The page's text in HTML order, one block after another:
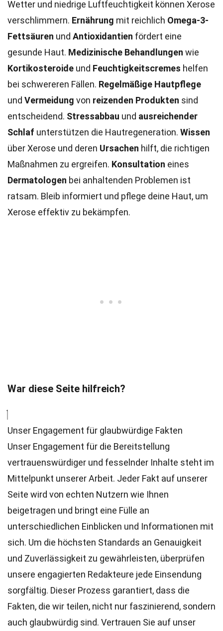
Wetter und niedrige Luftfeuchtigkeit können Xerose
verschlimmern. Ernährung mit reichlich Omega-3-
Fettsäuren und Antioxidantien fördert eine
gesunde Haut. Medizinische Behandlungen wie
Kortikosteroide und Feuchtigkeitscremes helfen
bei schwereren Fällen. Regelmäßige Hautpflege
und Vermeidung von reizenden Produkten sind
entscheidend. Stressabbau und ausreichender
Schlaf unterstützen die Hautregeneration. Wissen
über Xerose und deren Ursachen hilft, die richtigen
Maßnahmen zu ergreifen. Konsultation eines
Dermatologen bei anhaltenden Problemen ist
ratsam. Bleib informiert und pflege deine Haut, um
Xerose effektiv zu bekämpfen.
War diese Seite hilfreich?
Unser Engagement für glaubwürdige Fakten
Unser Engagement für die Bereitstellung
vertrauenswürdiger und fesselnder Inhalte steht im
Mittelpunkt unserer Arbeit. Jeder Fakt auf unserer
Seite wird von echten Nutzern wie Ihnen
beigetragen und bringt eine Fülle an
unterschiedlichen Einblicken und Informationen mit
sich. Um die höchsten Standards an Genauigkeit
und Zuverlässigkeit zu gewährleisten, überprüfen
unsere engagierten Redakteure jede Einsendung
sorgfältig. Dieser Prozess garantiert, dass die
Fakten, die wir teilen, nicht nur faszinierend, sondern
auch glaubwürdig sind. Vertrauen Sie auf unser